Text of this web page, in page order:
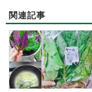
関連記事